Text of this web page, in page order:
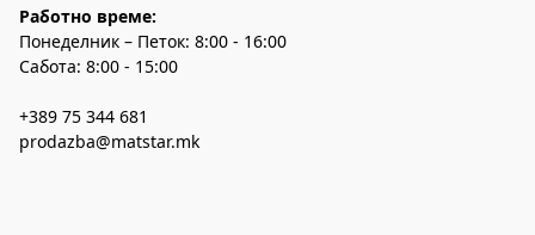
Работно време:
Понеделник – Петок: 8:00 - 16:00
Сабота: 8:00 - 15:00
+389 75 344 681
prodazba@matstar.mk